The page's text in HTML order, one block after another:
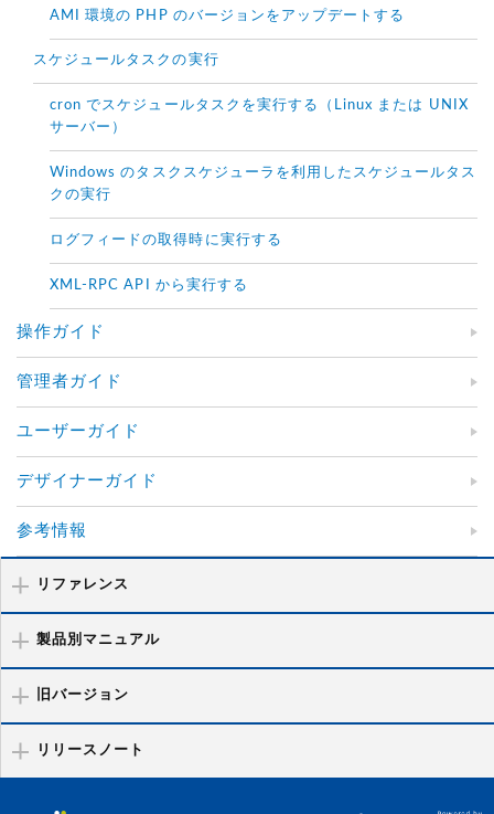
AMI 環境の PHP のバージョンをアップデートする
スケジュールタスクの実行
cron でスケジュールタスクを実行する（Linux または UNIX
サーバー）
Windows のタスクスケジューラを利用したスケジュールタス
クの実行
ログフィードの取得時に実行する
XML-RPC API から実行する
操作ガイド
管理者ガイド
ユーザーガイド
デザイナーガイド
参考情報
リファレンス
製品別マニュアル
旧バージョン
リリースノート